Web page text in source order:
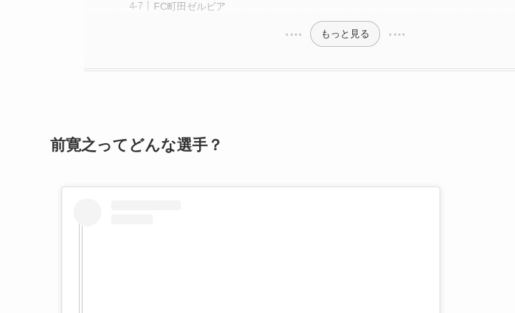
FC町田ゼルビア
もっと見る
前寛之ってどんな選手？